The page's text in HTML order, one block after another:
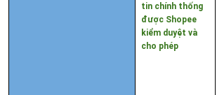
tin chính thống
được Shopee
kiểm duyệt và
cho phép